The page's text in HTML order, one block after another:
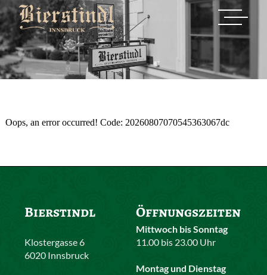
Oops, an error occurred! Code: 20260807070545363067dc
Bierstindl
Klostergasse 6
6020 Innsbruck
Öffnungszeiten
Mittwoch bis Sonntag
11.00 bis 23.00 Uhr
Montag und Dienstag